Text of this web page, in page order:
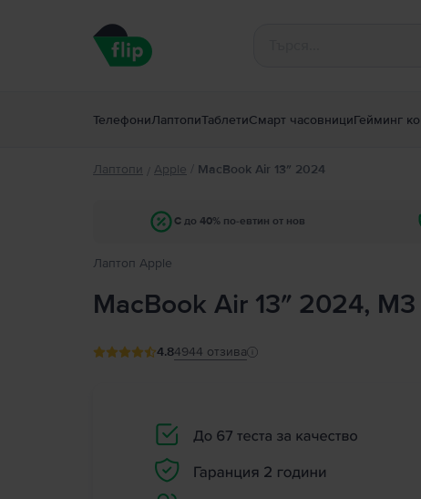
ТелефониЛаптопиТаблетиСмарт часовнициГейминг
Лаптопи / Apple / MacBook Air 13″ 2024
С до 40% по-евтин от нов
Лаптоп Apple
MacBook Air 13″ 2024,
4.84944 отзива